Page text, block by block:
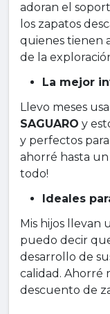
adoran el
los zapatos
quienes tienen
de la
La mejor
Llevo meses
SAGUARO y
y perfectos para
ahorré hasta un
todo!
Ideales
Mis hijos llevan
puedo decir
desarrollo de
calidad. Ahorré
descuento de